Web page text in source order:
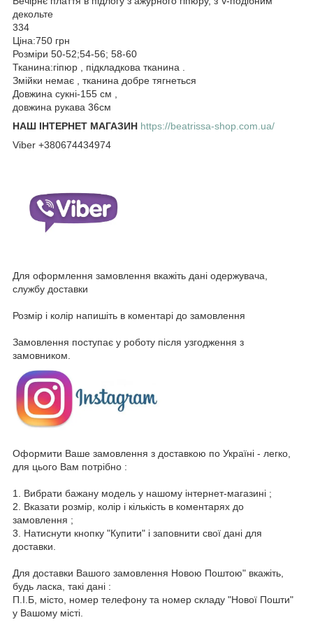
декольте
334
Ціна:750 грн
Розміри 50-52;54-56; 58-60
Тканина:гіпюр , підкладкова тканина .
Змійки немає , тканина добре тягнеться
Довжина сукні-155 см ,
довжина рукава 36см
НАШ ІНТЕРНЕТ МАГАЗИН https://beatrissa-shop.com.ua/
Viber +380674434974
Для оформлення замовлення вкажіть дані одержувача,
службу доставки
Розмір і колір напишіть в коментарі до замовлення
Замовлення поступає у роботу після узгодження з
замовником.
Оформити Ваше замовлення з доставкою по Україні - легко,
для цього Вам потрібно :
1. Вибрати бажану модель у нашому інтернет-магазині ;
2. Вказати розмір, колір і кількість в коментарях до
замовлення ;
3. Натиснути кнопку "Купити" і заповнити свої дані для
доставки.
Для доставки Вашого замовлення Новою Поштою" вкажіть,
будь ласка, такі дані :
П.І.Б, місто, номер телефону та номер складу "Нової Пошти"
у Вашому місті.